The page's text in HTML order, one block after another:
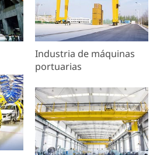
Industria de máquinas
portuarias